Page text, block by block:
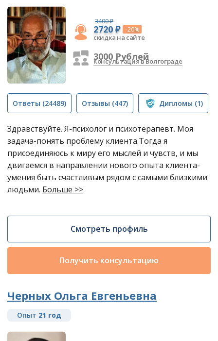
3400 ₽
2720 ₽ -20%
скидка на сайте
3000 Рублей
Консультация в Волгограде
Ответы (24489) Отзывы (447) Дипломы (1)
Здравствуйте. Я-психолог и психотерапевт. Моя
задача-понять проблему клиента.Тогда я
присоединяюсь к миру его мыслей и чувств, и мы
двигаемся в направлении нового опыта клиента-
умения быть счастливым рядом с самыми близкими
людьми. Больше >>
Смотреть профиль
Получить консультацию
Черных Ольга Евгеньевна
Опыт 21 год